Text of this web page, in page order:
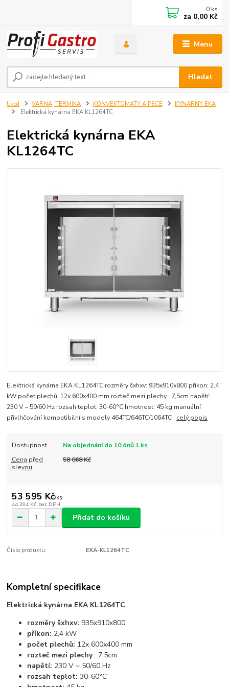
Menu
Hledat
0 ks
za 0,00 Kč
Úvod VARNA, TERMIKA KONVEKTOMATY A PECE
KYNÁRNY EKA
Elektrická kynárna EKA KL1264TC
Elektrická kynárna EKA
KL1264TC
Elektrická kynárna EKA KL1264TC rozměry šxhxv: 935x910x800 příkon: 2,4
kW počet plechů: 12x 600x400 mm rozteč mezi plechy : 7,5cm napětí:
230 V ~ 50/60 Hz rozsah teplot: 30-60°C hmotnost: 45 kg manuální
přivlhčování kompatibilní s modely 464TC/646TC/1064TC celý popis
Dostupnost
Na objednání do 10 dnů 1 ks
Cena před
slevou
58 068 Kč
53 595 Kč/ks
44 294 Kč bez DPH
Přidat do košíku
Číslo produktu: EKA-KL1264TC
Kompletní specifikace
Elektrická kynárna EKA KL1264TC
rozměry šxhxv: 935x910x800
příkon: 2,4 kW
počet plechů: 12x 600x400 mm
rozteč mezi plechy: 7,5cm
napětí: 230 V ~ 50/60 Hz
rozsah teplot:30-60°C